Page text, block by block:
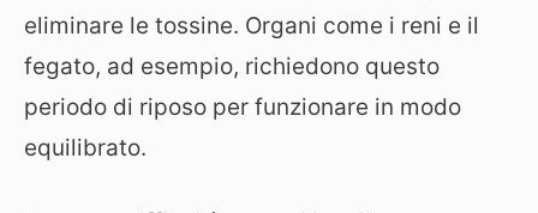
eliminare le tossine. Organi come i reni e il
fegato, ad esempio, richiedono questo
periodo di riposo per funzionare in modo
equilibrato.